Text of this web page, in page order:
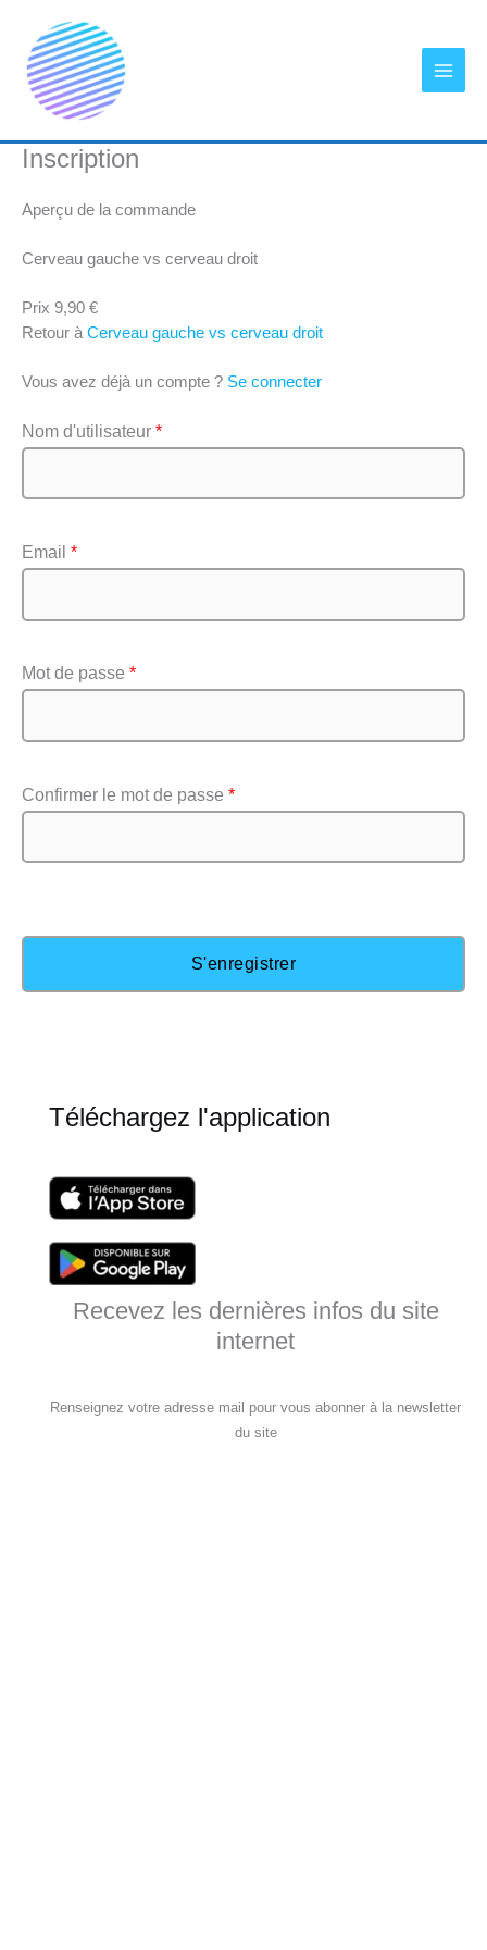
contenu
Inscription
Aperçu de la commande
Cerveau gauche vs cerveau droit
Prix 9,90 €
Retour à Cerveau gauche vs cerveau droit
Vous avez déjà un compte ? Se connecter
Nom d'utilisateur *
Email *
Mot de passe *
Confirmer le mot de passe *
Téléchargez l'application
Recevez les dernières infos du site
internet
Renseignez votre adresse mail pour vous abonner à la newsletter
du site